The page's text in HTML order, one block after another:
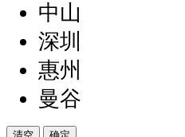
中山
深圳
惠州
曼谷